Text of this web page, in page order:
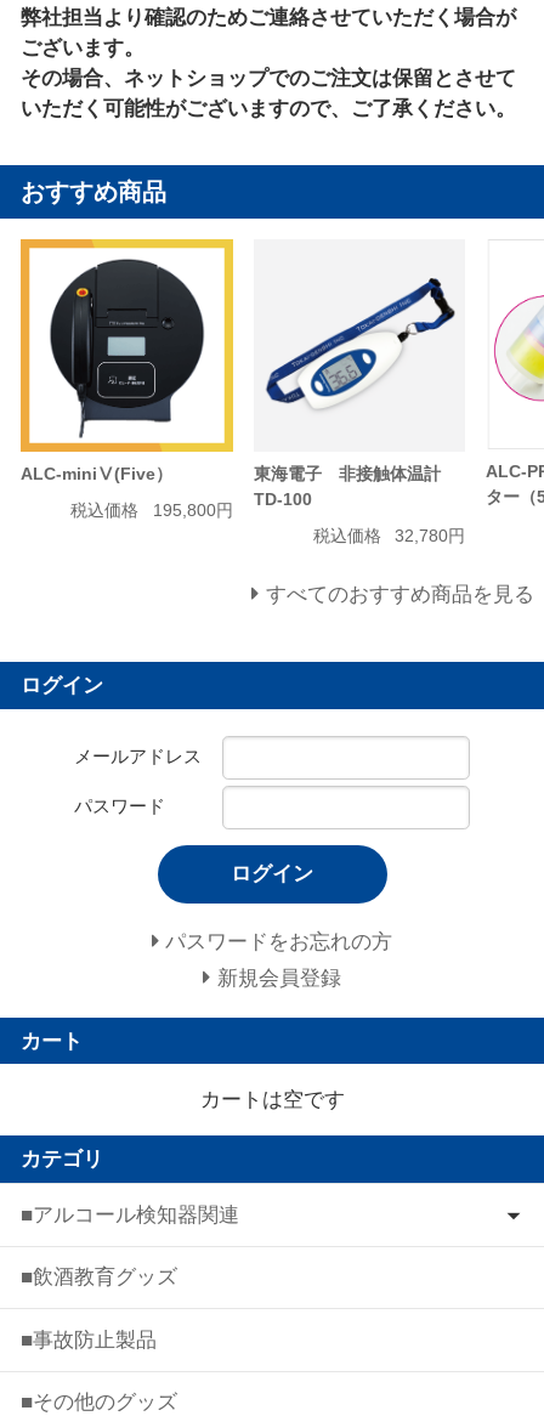
弊社担当より確認のためご連絡させていただく場合が
ございます。
その場合、ネットショップでのご注文は保留とさせて
いただく可能性がございますので、ご了承ください。
おすすめ商品
ALC-miniⅤ(Five）
税込価格
195,800円
東海電子 非接触体温計
TD-100
税込価格
32,780円
ALC-
ター（
すべてのおすすめ商品を見る
ログイン
メールアドレス
パスワード
ログイン
パスワードをお忘れの方
新規会員登録
カート
カートは空です
カテゴリ
■アルコール検知器関連
■飲酒教育グッズ
■事故防止製品
■その他のグッズ